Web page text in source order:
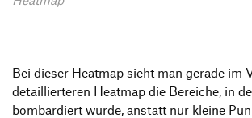
Bei dieser Heatmap sieht man gerade im
detaillierteren Heatmap die Bereiche, in
bombardiert wurde, anstatt nur kleine